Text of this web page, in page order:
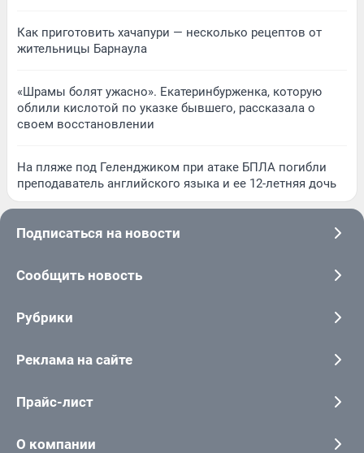
Как приготовить хачапури — несколько рецептов от
жительницы Барнаула
«Шрамы болят ужасно». Екатеринбурженка, которую
облили кислотой по указке бывшего, рассказала о
своем восстановлении
На пляже под Геленджиком при атаке БПЛА погибли
преподаватель английского языка и ее 12-летняя дочь
Подписаться на новости
Сообщить новость
Рубрики
Реклама на сайте
Прайс-лист
О компании